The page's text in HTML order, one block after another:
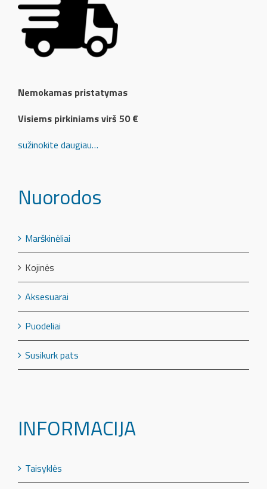
Nemokamas pristatymas
Visiems pirkiniams virš 50 €
sužinokite daugiau…
Nuorodos
Marškinėliai
Kojinės
Aksesuarai
Puodeliai
Susikurk pats
INFORMACIJA
Taisyklės